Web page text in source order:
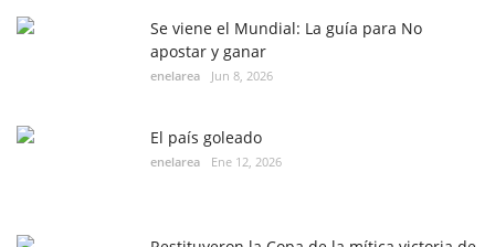
Se viene el Mundial: La guía para No
apostar y ganar
enelarea Jun 8, 2026
El país goleado
enelarea Ene 12, 2026